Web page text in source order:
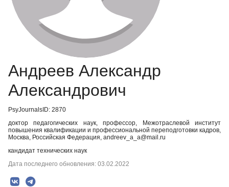
Андреев Александр
Александрович
PsyJournalsID: 2870
доктор педагогических наук, профессор, Межотраслевой институт
повышения квалификации и профессиональной переподготовки кадров,
Москва, Российская Федерация, andreev_a_a@mail.ru
кандидат технических наук
Дата последнего обновления: 03.02.2022